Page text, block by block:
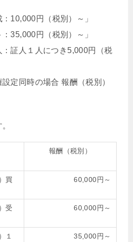
10,000円（税別）～」
35,000円（税別）～」
：証人１人につき5,000円（税
定同時の場合 報酬（税別）
報酬（税別）
買
60,000円～
受
60,000円～
１
35,000円～